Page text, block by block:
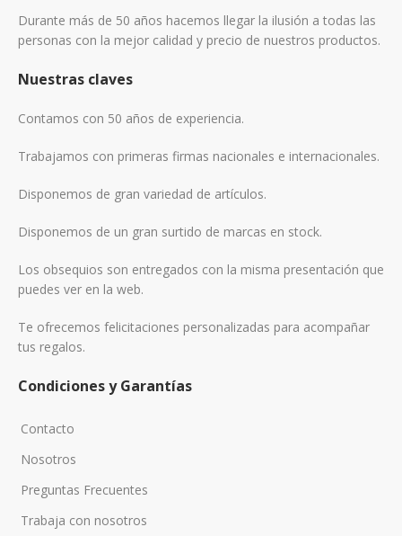
Durante más de 50 años hacemos llegar la ilusión a todas las
personas con la mejor calidad y precio de nuestros productos.
Nuestras claves
Contamos con 50 años de experiencia.
Trabajamos con primeras firmas nacionales e internacionales.
Disponemos de gran variedad de artículos.
Disponemos de un gran surtido de marcas en stock.
Los obsequios son entregados con la misma presentación que
puedes ver en la web.
Te ofrecemos felicitaciones personalizadas para acompañar
tus regalos.
Condiciones y Garantías
Contacto
Nosotros
Preguntas Frecuentes
Trabaja con nosotros